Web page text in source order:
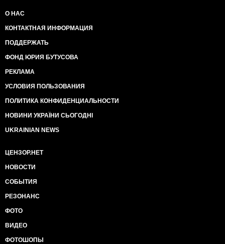
О НАС
КОНТАКТНАЯ ИНФОРМАЦИЯ
ПОДДЕРЖАТЬ
ФОНД ЮРИЯ БУТУСОВА
РЕКЛАМА
УСЛОВИЯ ПОЛЬЗОВАНИЯ
ПОЛИТИКА КОНФИДЕНЦИАЛЬНОСТИ
НОВИНИ УКРАЇНИ СЬОГОДНІ
UKRAINIAN NEWS
ЦЕНЗОР.НЕТ
НОВОСТИ
СОБЫТИЯ
РЕЗОНАНС
ФОТО
ВИДЕО
ФОТОШОПЫ